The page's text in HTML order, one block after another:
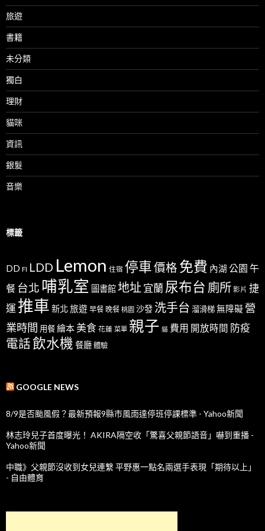
旅遊
書籍
未分類
獨白
理財
貓咪
資訊
銀髮
音樂
標籤
DD FI LDD Lemon 住宿 停車價格 免費 內湖 公園 午
餐 台北 哺乳室 圖書館地址宜蘭尿布台 廁所 影片 捷
運 推車 新北旅遊 早餐 晚餐 桃園 沙發 洗手台 溜滑梯無障礙 營
業時間 用餐繪本 美食 花蓮 菜單 親子 貓 費用 開放時間 防疫
電話飲水機 餐廳 體驗
GOOGLE NEWS
8/9是否颱風假？最新預報9縣市風雨達停班停課標準 - Yahoo新聞
林志玲兒子首度曝光！ AKIRA隔空收「驚喜父親節語音」嚇到重播 -
Yahoo新聞
中職》父親節沒收到女兒連繫 平野惠一點名兩選手表現「期待以上」
- 自由體育